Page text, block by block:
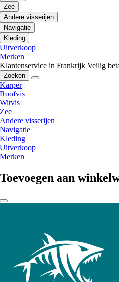
Zee
Andere visserijen
Navigatie
Kleding
Uitverkoop
Merken
Klantenservice in Frankrijk Veilig
Zoeken
Karper
Roofvis
Witvis
Zee
Andere visserijen
Navigatie
Kleding
Uitverkoop
Merken
Toevoegen aan